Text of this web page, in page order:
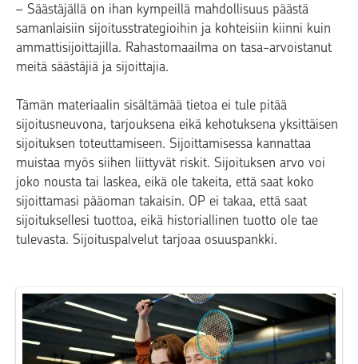
– Säästäjällä on ihan kympeillä mahdollisuus päästä
samanlaisiin sijoitusstrategioihin ja kohteisiin kiinni kuin
ammattisijoittajilla. Rahastomaailma on tasa-arvoistanut
meitä säästäjiä ja sijoittajia.
Tämän materiaalin sisältämää tietoa ei tule pitää
sijoitusneuvona, tarjouksena eikä kehotuksena yksittäisen
sijoituksen toteuttamiseen. Sijoittamisessa kannattaa
muistaa myös siihen liittyvät riskit. Sijoituksen arvo voi
joko nousta tai laskea, eikä ole takeita, että saat koko
sijoittamasi pääoman takaisin. OP ei takaa, että saat
sijoituksellesi tuottoa, eikä historiallinen tuotto ole tae
tulevasta. Sijoituspalvelut tarjoaa osuuspankki.